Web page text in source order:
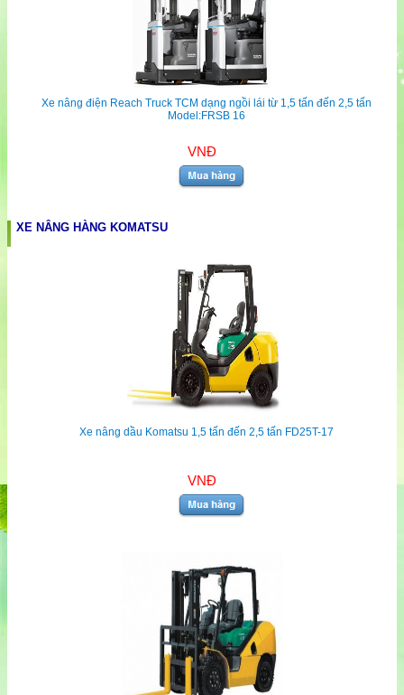
Xe nâng điện Reach Truck TCM dạng ngồi lái từ 1,5 tấn đến 2,5 tấn
Model:FRSB 16
VNĐ
XE NÂNG HÀNG KOMATSU
Xe nâng dầu Komatsu 1,5 tấn đến 2,5 tấn FD25T-17
VNĐ